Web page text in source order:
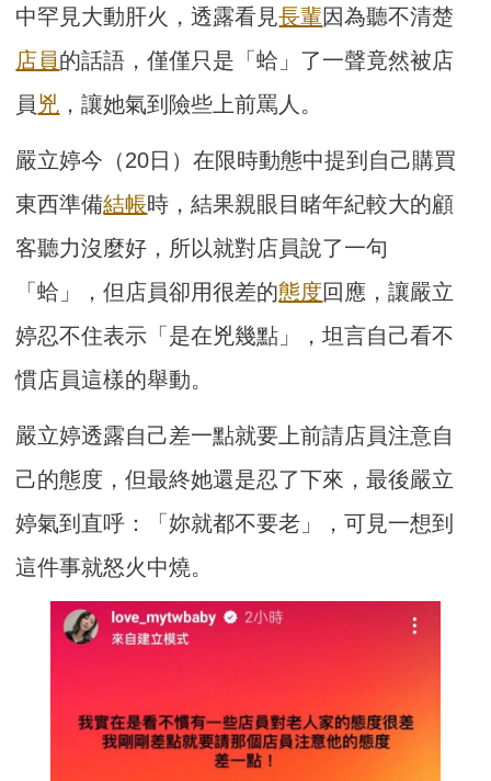
中罕見大動肝火，透露看見長輩因為聽不清楚
店員的話語，僅僅只是「蛤」了一聲竟然被店
員 兇 ，讓她氣到險些上前罵人。
嚴立婷今（20日）在限時動態中提到自己購買
東西準備結帳時，結果親眼目睹年紀較大的顧
客聽力沒麼好，所以就對店員說了一句
「蛤」，但店員卻用很差的態度回應，讓嚴立
婷忍不住表示「是在兇幾點」，坦言自己看不
慣店員這樣的舉動。
嚴立婷透露自己差一點就要上前請店員注意自
己的態度，但最終她還是忍了下來，最後嚴立
婷氣到直呼：「妳就都不要老」，可見一想到
這件事就怒火中燒。